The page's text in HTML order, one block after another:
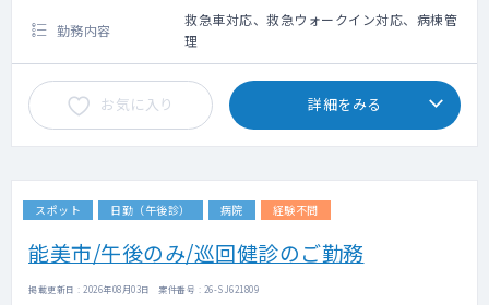
勤務内容
救急車対応、救急ウォークイン対応、病棟管
理
お気に入り 詳細をみる
スポット 日勤（午後診） 病院 経験不問
能美市/午後のみ/巡回健診のご勤務
掲載更新日 : 2026年08月03日 案件番号 : 26-SJ621809